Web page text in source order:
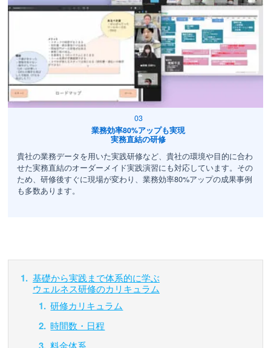
業務効率80%アップも実現
実務直結の研修
貴社の業務データを用いた実践研修など、貴社の環境や目的に合わ
せた実務直結のオーダーメイド実践演習にも対応しています。その
ため、研修後すぐに現場が変わり、業務効率80%アップの成果事例
も多数あります。
基礎から実践まで体系的に学ぶ
ウェルネス研修のカリキュラム
研修カリキュラム
時間数・日程
料金体系